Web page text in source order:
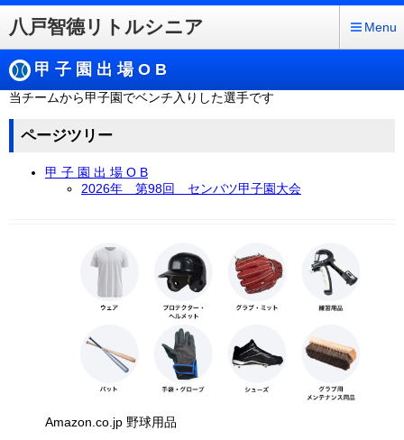
八戸智德リトルシニア Menu
甲 子 園 出 場 O B
当チームから甲子園でベンチ入りした選手です
ページツリー
甲 子 園 出 場 O B
2026年 第98回 センバツ甲子園大会
Amazon.co.jp 野球用品